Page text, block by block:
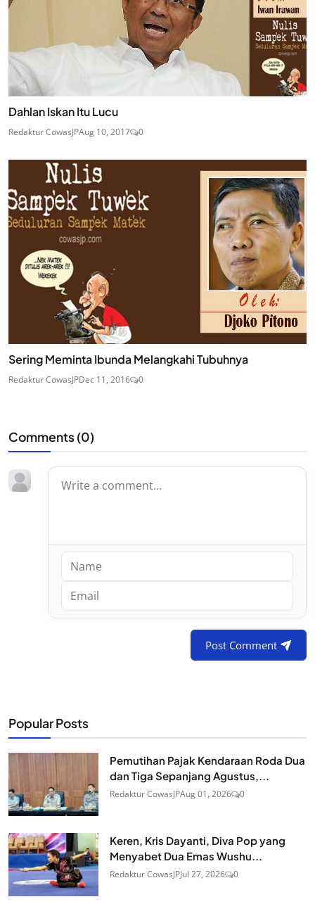
Dahlan Iskan Itu Lucu
Redaktur CowasJPAug 10, 2017 0
Sering Meminta Ibunda Melangkahi Tubuhnya
Redaktur CowasJPDec 11, 2016 0
Comments (0)
Post Comment
Popular Posts
Pemutihan Pajak Kendaraan Roda Dua
dan Tiga Sepanjang Agustus,...
Redaktur CowasJPAug 01, 2026 0
Keren, Kris Dayanti, Diva Pop yang
Menyabet Dua Emas Wushu...
Redaktur CowasJPJul 27, 2026 0